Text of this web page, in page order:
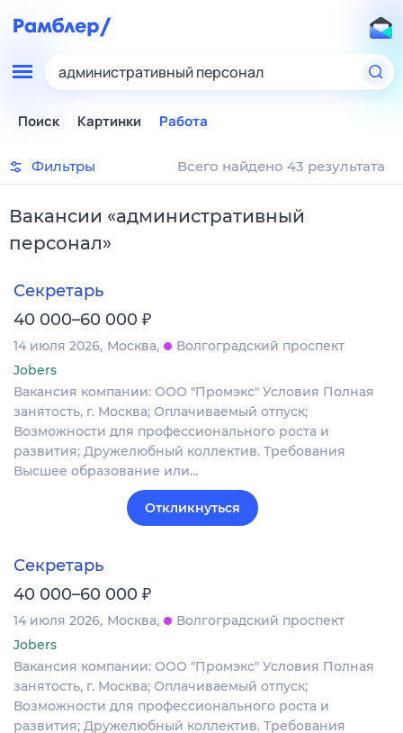
административный персонал
Поиск Картинки Работа
Фильтры Всего найдено 43 результата
Вакансии «административный
персонал»
Секретарь
40 000–60 000 ₽
14 июля 2026 Москва
Волгоградский проспект
Jobers
Вакансия компании: ООО "Промэкс" Условия Полная
занятость, г. Москва; Оплачиваемый отпуск;
Возможности для профессионального роста и
развития; Дружелюбный коллектив. Требования
Высшее образование или…
Откликнуться
Секретарь
40 000–60 000 ₽
14 июля 2026 Москва
Волгоградский проспект
Jobers
Вакансия компании: ООО "Промэкс" Условия Полная
занятость, г. Москва; Оплачиваемый отпуск;
Возможности для профессионального роста и
развития; Дружелюбный коллектив. Требования